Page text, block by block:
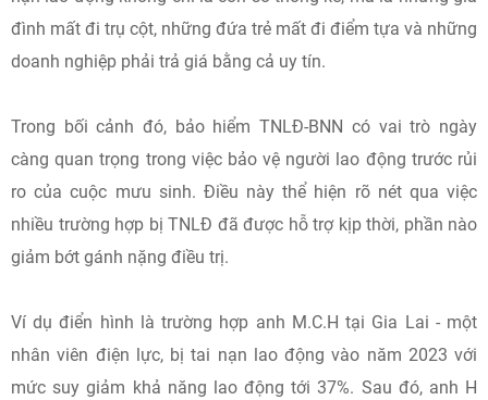
đình mất đi trụ cột, những đứa trẻ mất đi điểm tựa và những
doanh nghiệp phải trả giá bằng cả uy tín.
Trong bối cảnh đó, bảo hiểm TNLĐ-BNN có vai trò ngày
càng quan trọng trong việc bảo vệ người lao động trước rủi
ro của cuộc mưu sinh. Điều này thể hiện rõ nét qua việc
nhiều trường hợp bị TNLĐ đã được hỗ trợ kịp thời, phần nào
giảm bớt gánh nặng điều trị.
Ví dụ điển hình là trường hợp anh M.C.H tại Gia Lai - một
nhân viên điện lực, bị tai nạn lao động vào năm 2023 với
mức suy giảm khả năng lao động tới 37%. Sau đó, anh H